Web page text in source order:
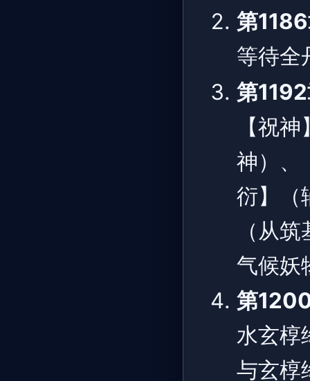
第
等待全
第
【祝
神）、
衍】（
（从
气候妖
第
水玄椁
与玄椁